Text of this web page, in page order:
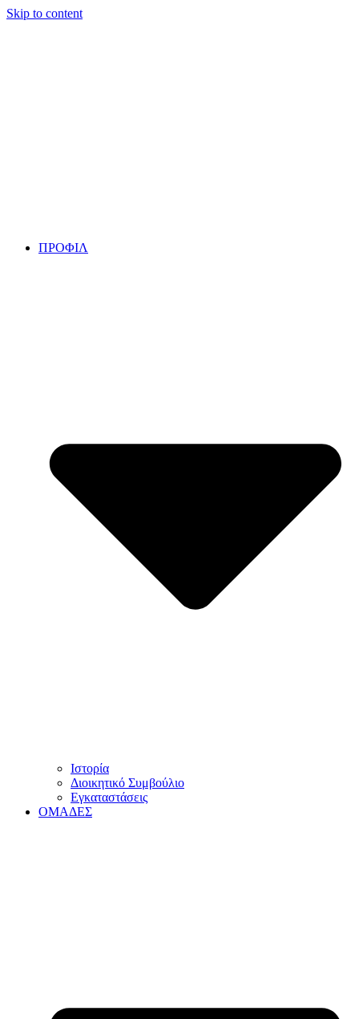
Skip to content
ΠΡΟΦΙΛ
Ιστορία
Διοικητικό Συμβούλιο
Εγκαταστάσεις
ΟΜΑΔΕΣ